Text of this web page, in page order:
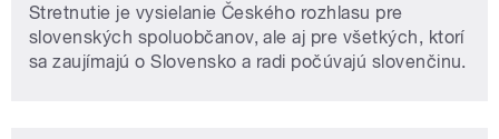
Stretnutie je vysielanie Českého rozhlasu pre
slovenských spoluobčanov, ale aj pre všetkých, ktorí
sa zaujímajú o Slovensko a radi počúvajú slovenčinu.